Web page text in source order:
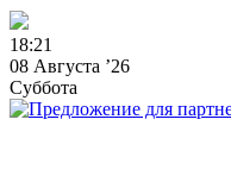
18:21
08 Августа ’26
Суббота